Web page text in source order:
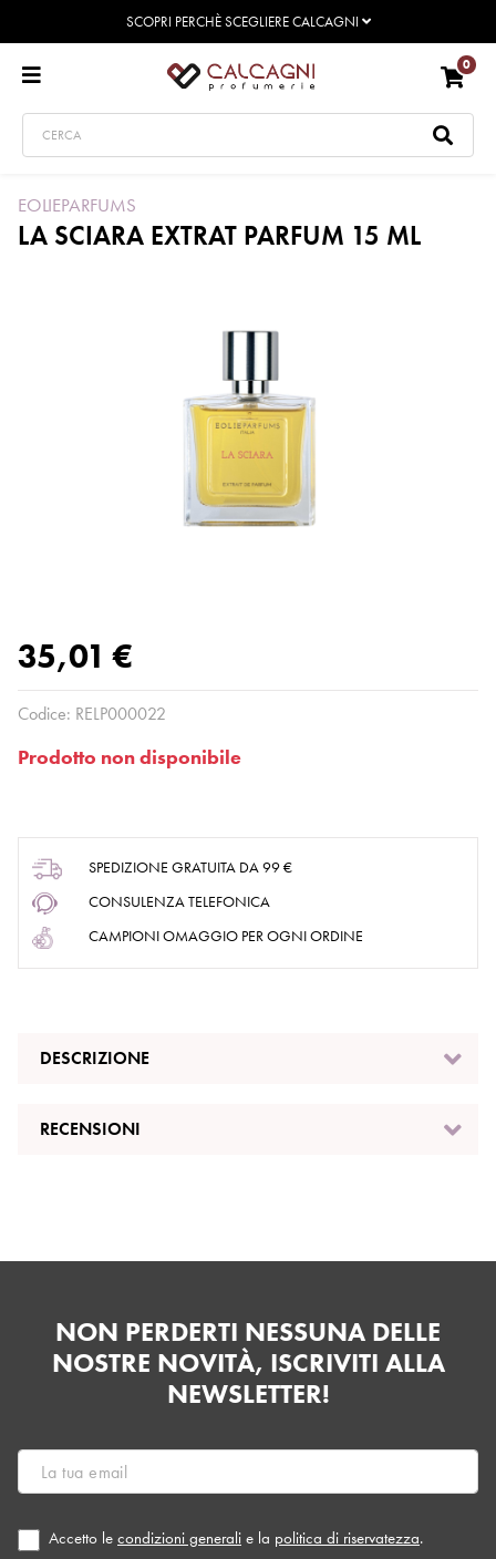
SCOPRI PERCHÈ SCEGLIERE CALCAGNI
0
EOLIEPARFUMS
LA SCIARA EXTRAT PARFUM 15 ML
35,01 €
Codice: RELP000022
Prodotto non disponibile
SPEDIZIONE GRATUITA DA 99 €
CONSULENZA TELEFONICA
CAMPIONI OMAGGIO PER OGNI ORDINE
DESCRIZIONE
RECENSIONI
NON PERDERTI NESSUNA DELLE
NOSTRE NOVITÀ, ISCRIVITI ALLA
NEWSLETTER!
Accetto le condizioni generali e la politica di riservatezza.